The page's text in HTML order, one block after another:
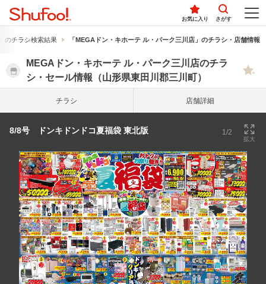
お気に入り さがす
のチラシ検索結果 「MEGAドン・キホーテ ル・パーク三川店」のチラシ・店舗情報
MEGAドン・キホーテ ル・パーク三川店のチラ
シ・セール情報（山形県東田川郡三川町）
チラシ 店舗詳細
8/8号 ドンキドンドコ夏福袋 東北版 1/2
拡大